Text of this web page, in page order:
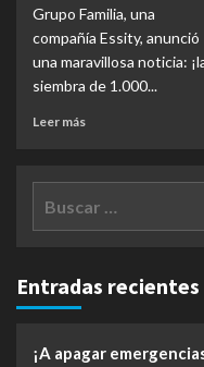
Grupo Familia, una
compañía Essity, anunció
una maravillosa noticia:
siembra de 1.000...
Leer más
Entradas recientes
¡A apagar